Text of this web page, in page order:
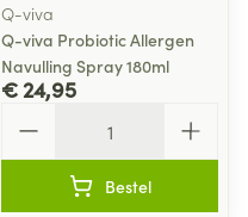
Q-viva
Q-viva Probiotic Allergen
Navulling Spray 180ml
€ 24,95
Bestel